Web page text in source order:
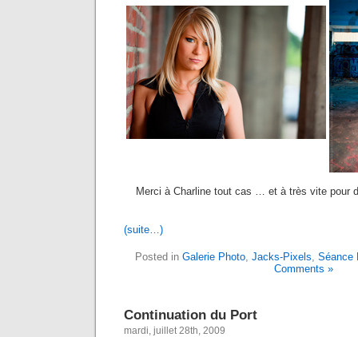
Merci à Charline tout cas … et à très vite pour
(suite…)
Posted in Galerie Photo, Jacks-Pixels, Séance
Comments »
Continuation du Port
mardi, juillet 28th, 2009